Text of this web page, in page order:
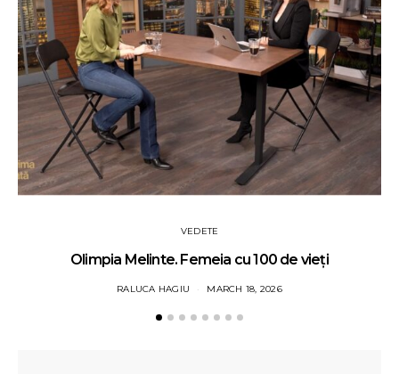
VEDETE
Olimpia Melinte. Femeia cu 100 de vieți
RALUCA HAGIU MARCH 18, 2026